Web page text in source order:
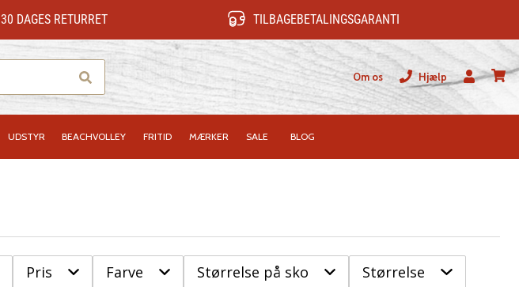
30 DAGES RETURRET TILBAGEBETALINGSGARANTI
Om os
Hjælp
Bruger
UDSTYR BEACHVOLLEY FRITID MÆRKER SALE BLOG
Pris Farve Størrelse på sko
Størrelse